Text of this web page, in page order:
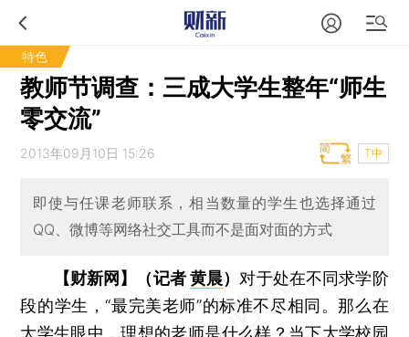
特色
教师节调查：三成大学生整年“师生
零交流”
2013年09月10日 15:26 T中
即使与任课老师联系，相当数量的学生也选择通过
QQ、微博等网络社交工具而不是面对面的方式
【财新网】（记者黄晨） 对于处在不同求学阶
段的学生，“最完美老师”的标准不尽相同。那么在
大学生眼中，理想的老师是什么样？当下大学校园